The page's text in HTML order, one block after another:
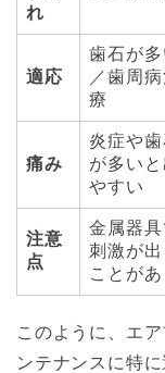
れ
適応
歯石が多
／歯周
療
痛み
炎症や
が多いと
やすい
注意
点
金属器
刺激が出
ことがあ
このように、エ
ンテナンスに特